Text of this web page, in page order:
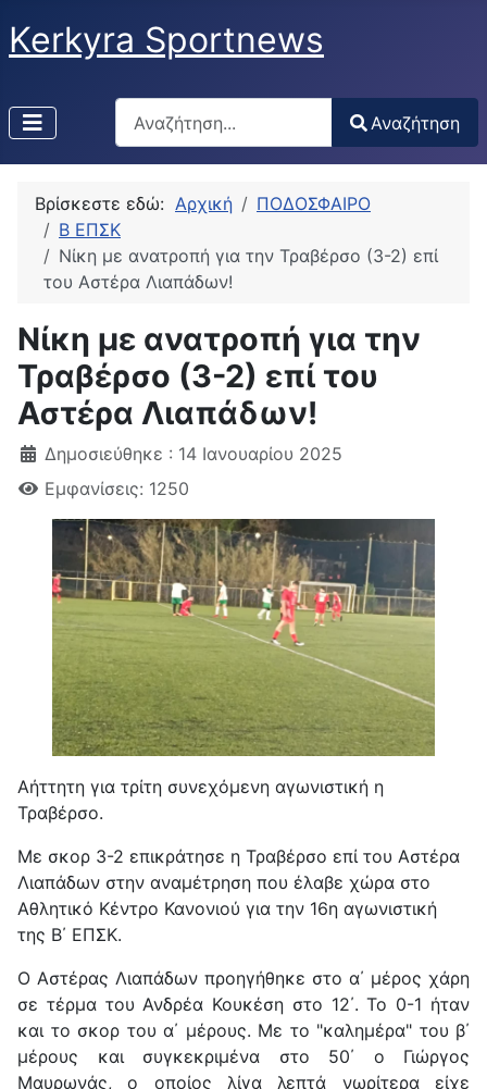
Kerkyra Sportnews
Αναζήτηση
Type 2 or more characters for results.
Αναζήτηση
Βρίσκεστε εδώ: Αρχική
ΠΟΔΟΣΦΑΙΡΟ
Β ΕΠΣΚ
Νίκη με ανατροπή για την Τραβέρσο (3-2) επί
του Αστέρα Λιαπάδων!
Νίκη με ανατροπή για την
Τραβέρσο (3-2) επί του
Αστέρα Λιαπάδων!
Δημοσιεύθηκε : 14 Ιανουαρίου 2025
Εμφανίσεις: 1250
Αήττητη για τρίτη συνεχόμενη αγωνιστική η
Τραβέρσο.
Με σκορ 3-2 επικράτησε η Τραβέρσο επί του Αστέρα
Λιαπάδων στην αναμέτρηση που έλαβε χώρα στο
Αθλητικό Κέντρο Κανονιού για την 16η αγωνιστική
της Β΄ ΕΠΣΚ.
Ο Αστέρας Λιαπάδων προηγήθηκε στο α΄ μέρος χάρη
σε τέρμα του Ανδρέα Κουκέση στο 12΄. Το 0-1 ήταν
και το σκορ του α΄ μέρους. Με το "καλημέρα" του β΄
μέρους και συγκεκριμένα στο 50΄ ο Γιώργος
Μαυρωνάς, ο οποίος λίγα λεπτά νωρίτερα είχε